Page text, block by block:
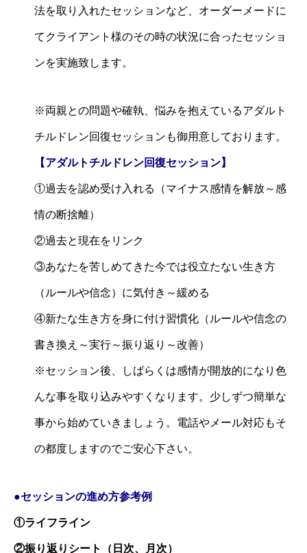
法を取り入れたセッションなど、オーダーメードに
てクライアント様のその時の状況に合ったセッショ
ンを実施致します。
※両親との問題や確執、悩みを抱えているアダルト
チルドレン回復セッションも御用意しております。
【アダルトチルドレン回復セッション】
①過去を認め受け入れる（マイナス感情を解放～感
情の断捨離）
②過去と現在をリンク
③あなたを苦しめてきた今では役立たない生き方
（ルールや信念）に気付き～緩める
④新たな生き方を身に付け習慣化（ルールや信念の
書き換え～実行～振り返り～改善）
※セッション後、しばらくは感情が開放的になり色
んな事を取り込みやすくなります。少しずつ簡単な
事から始めていきましょう。電話やメール対応もそ
の都度しますのでご安心下さい。
●セッションの進め方参考例
①ライフライン
②振り返りシート（日次、月次）